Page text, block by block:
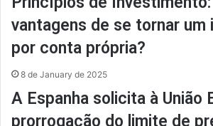
vantagens de se tornar um
por conta própria?
8 de January de 2025
A Espanha solicita à União
prorrogação do limite de